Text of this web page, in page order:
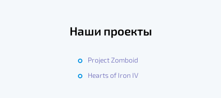
Наши проекты
Project Zomboid
Hearts of Iron IV